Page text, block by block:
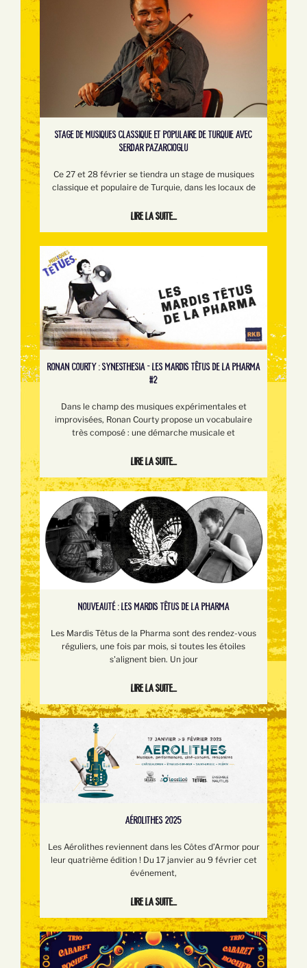
STAGE DE MUSIQUES CLASSIQUE ET POPULAIRE DE TURQUIE AVEC
SERDAR PAZARCIOGLU
Ce 27 et 28 février se tiendra un stage de musiques
classique et populaire de Turquie, dans les locaux de
Lire la suite...
RONAN COURTY : SYNESTHESIA - LES MARDIS TÊTUS DE LA PHARMA
#2
Dans le champ des musiques expérimentales et
improvisées, Ronan Courty propose un vocabulaire
très composé : une démarche musicale et
Lire la suite...
NOUVEAUTÉ : LES MARDIS TÊTUS DE LA PHARMA
Les Mardis Têtus de la Pharma sont des rendez-vous
réguliers, une fois par mois, si toutes les étoiles
s'alignent bien. Un jour
Lire la suite...
AÉROLITHES 2025
Les Aérolithes reviennent dans les Côtes d’Armor pour
leur quatrième édition ! Du 17 janvier au 9 février cet
événement,
Lire la suite...